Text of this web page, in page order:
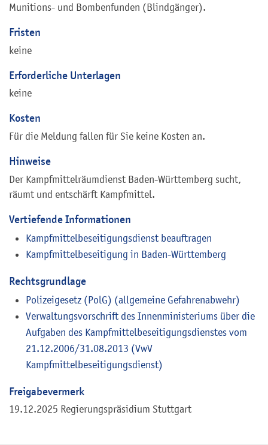
Munitions- und Bombenfunden (Blindgänger).
Fristen
keine
Erforderliche Unterlagen
keine
Kosten
Für die Meldung fallen für Sie keine Kosten an.
Hinweise
Der Kampfmittelräumdienst Baden-Württemberg sucht,
räumt und entschärft Kampfmittel.
Vertiefende Informationen
Kampfmittelbeseitigungsdienst beauftragen
Kampfmittelbeseitigung in Baden-Württemberg
Rechtsgrundlage
Polizeigesetz (PolG) (allgemeine Gefahrenabwehr)
Verwaltungsvorschrift des Innenministeriums über die
Aufgaben des Kampfmittelbeseitigungsdienstes vom
21.12.2006/31.08.2013 (VwV
Kampfmittelbeseitigungsdienst)
Freigabevermerk
19.12.2025 Regierungspräsidium Stuttgart